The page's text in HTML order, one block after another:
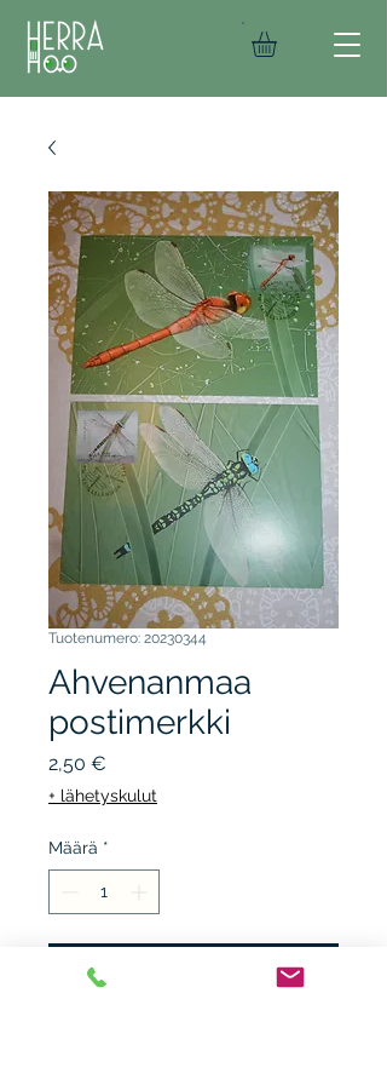
Tuotenumero: 20230344
Ahvenanmaa
postimerkki
2,50 €
+ lähetyskulut
Määrä *
Lisää ostoskärryyn